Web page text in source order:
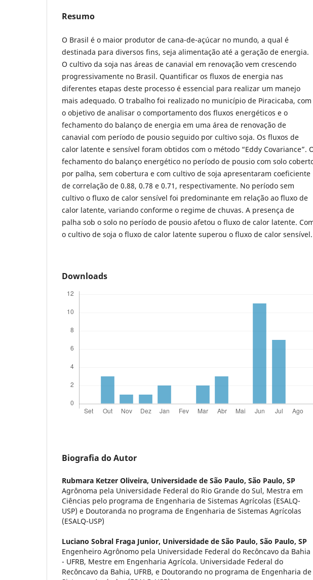
Resumo
O Brasil é o maior produtor de cana-de-açúcar no mundo, a qual é
destinada para diversos fins, seja alimentação até a geração de energia.
O cultivo da soja nas áreas de canavial em renovação vem crescendo
progressivamente no Brasil. Quantificar os fluxos de energia nas
diferentes etapas deste processo é essencial para realizar um manejo
mais adequado. O trabalho foi realizado no município de Piracicaba, com
o objetivo de analisar o comportamento dos fluxos energéticos e o
fechamento do balanço de energia em uma área de renovação de
canavial com período de pousio seguido por cultivo soja. Os fluxos de
calor latente e sensível foram obtidos com o método “Eddy Covariance”.
fechamento do balanço energético no período de pousio com solo
por palha, sem cobertura e com cultivo de soja apresentaram coeficiente
de correlação de 0.88, 0.78 e 0.71, respectivamente. No período sem
cultivo o fluxo de calor sensível foi predominante em relação ao fluxo de
calor latente, variando conforme o regime de chuvas. A presença de
palha sob o solo no período de pousio afetou o fluxo de calor latente.
o cultivo de soja o fluxo de calor latente superou o fluxo de calor sensível.
Downloads
Biografia do Autor
Rubmara Ketzer Oliveira, Universidade de São Paulo, São Paulo, SP
Agrônoma pela Universidade Federal do Rio Grande do Sul, Mestra em
Ciências pelo programa de Engenharia de Sistemas Agrícolas (ESALQ-
USP) e Doutoranda no programa de Engenharia de Sistemas Agrícolas
(ESALQ-USP)
Luciano Sobral Fraga Junior, Universidade de São Paulo, São Paulo, SP
Engenheiro Agrônomo pela Universidade Federal do Recôncavo da Bahia
- UFRB, Mestre em Engenharia Agrícola. Universidade Federal do
Recôncavo da Bahia, UFRB, e Doutorando no programa de Engenharia de